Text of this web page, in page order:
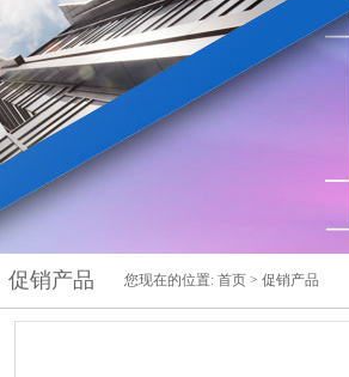
促销产品 您现在的位置: 首页 > 促销产品